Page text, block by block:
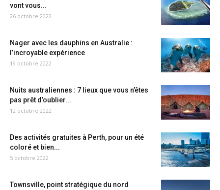
vont vous...
26 octobre 2022
Nager avec les dauphins en Australie :
l’incroyable expérience
19 octobre 2022
Nuits australiennes : 7 lieux que vous n’êtes
pas prêt d’oublier...
12 octobre 2022
Des activités gratuites à Perth, pour un été
coloré et bien...
5 octobre 2022
Townsville, point stratégique du nord